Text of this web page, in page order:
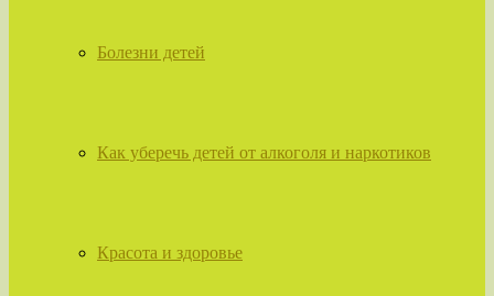
Болезни детей
Как уберечь детей от алкоголя и наркотиков
Красота и здоровье